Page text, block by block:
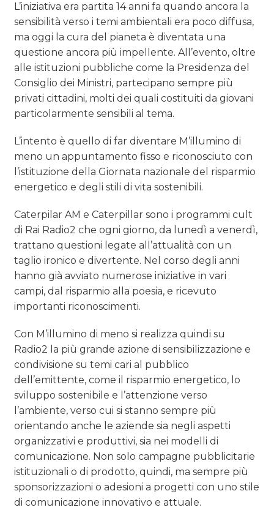
L’iniziativa era partita 14 anni fa quando ancora la
sensibilità verso i temi ambientali era poco diffusa,
ma oggi la cura del pianeta è diventata una
questione ancora più impellente. All’evento, oltre
alle istituzioni pubbliche come la Presidenza del
Consiglio dei Ministri, partecipano sempre più
privati cittadini, molti dei quali costituiti da giovani
particolarmente sensibili al tema.
L’intento è quello di far diventare M’illumino di
meno un appuntamento fisso e riconosciuto con
l’istituzione della Giornata nazionale del risparmio
energetico e degli stili di vita sostenibili.
Caterpilar AM e Caterpillar sono i programmi cult
di Rai Radio2 che ogni giorno, da lunedì a venerdì,
trattano questioni legate all’attualità con un
taglio ironico e divertente. Nel corso degli anni
hanno già avviato numerose iniziative in vari
campi, dal risparmio alla poesia, e ricevuto
importanti riconoscimenti.
Con M’illumino di meno si realizza quindi su
Radio2 la più grande azione di sensibilizzazione e
condivisione su temi cari al pubblico
dell’emittente, come il risparmio energetico, lo
sviluppo sostenibile e l’attenzione verso
l’ambiente, verso cui si stanno sempre più
orientando anche le aziende sia negli aspetti
organizzativi e produttivi, sia nei modelli di
comunicazione. Non solo campagne pubblicitarie
istituzionali o di prodotto, quindi, ma sempre più
sponsorizzazioni o adesioni a progetti con uno stile
di comunicazione innovativo e attuale.